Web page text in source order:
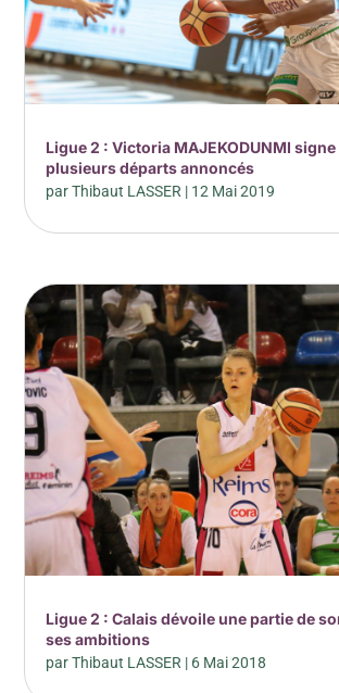
Ligue 2 : Victoria MAJEKODUNMI signe
plusieurs départs annoncés
parThibaut LASSER | 12 Mai 2019
Ligue 2 : Calais dévoile une partie de
ses ambitions
parThibaut LASSER | 6 Mai 2018